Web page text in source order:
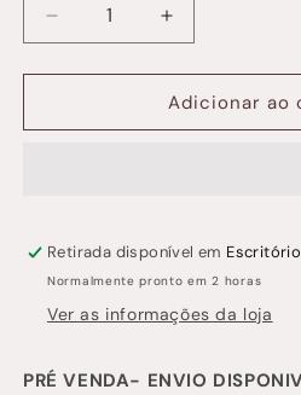
Diminuir
a
quantidade
Top
Aumentar
a
quantidade
de
Top
Adicionar ao
Retirada disponível em Escritório
Normalmente pronto em 2 horas
Ver as informações da loja
PRÉ VENDA- ENVIO